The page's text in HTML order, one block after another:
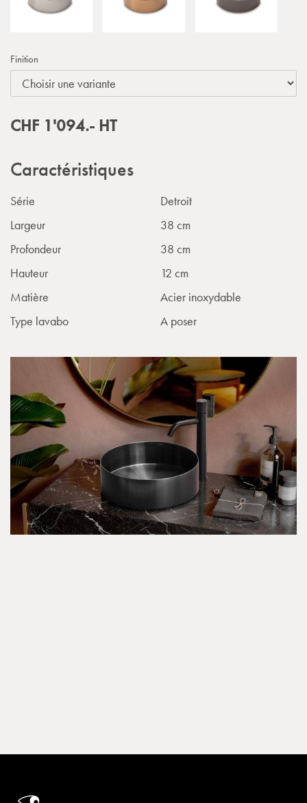
Finition
CHF 1'094.- HT
Caractéristiques
Série
Detroit
Largeur
38 cm
Profondeur
38 cm
Hauteur
12 cm
Matière
Acier inoxydable
Type lavabo
A poser